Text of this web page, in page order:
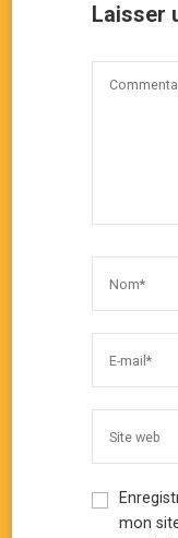
Laisser
mon